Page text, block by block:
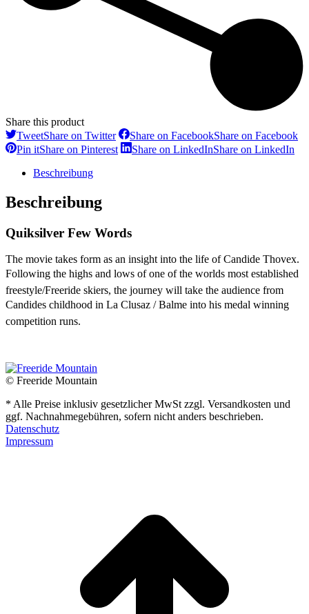
Share this product
TweetShare on Twitter Share on FacebookShare on Facebook
Pin itShare on Pinterest Share on LinkedInShare on LinkedIn
Beschreibung
Beschreibung
Quiksilver Few Words
The movie takes form as an insight into the life of Candide Thovex.
Following the highs and lows of one of the worlds most established
freestyle/Freeride skiers, the journey will take the audience from
Candides childhood in La Clusaz / Balme into his medal winning
competition runs.
© Freeride Mountain
* Alle Preise inklusiv gesetzlicher MwSt zzgl. Versandkosten und
ggf. Nachnahmegebühren, sofern nicht anders beschrieben.
Datenschutz
Impressum